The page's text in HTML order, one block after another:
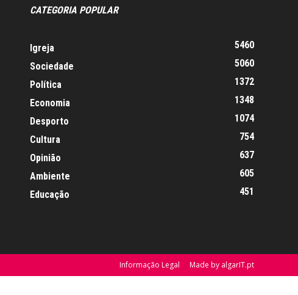
CATEGORIA POPULAR
Igreja
5460
Sociedade
5060
Política
1372
Economia
1348
Desporto
1074
Cultura
754
Opinião
637
Ambiente
605
Educação
451
Informação Legal Made by algarIT.pt